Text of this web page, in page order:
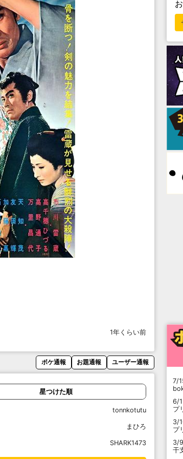
1年くらい前
ボケ通報 お題通報 ユーザー通報
星つけた順
tonnkotutu
まひろ
SHARK1473
7/
6/
プ
3/
プ
3/9
干